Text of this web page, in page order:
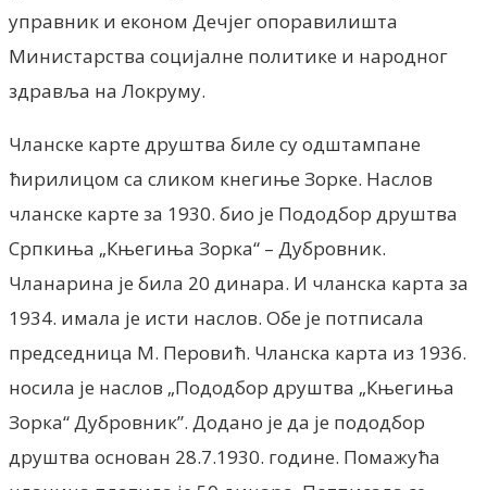
управник и економ Дечjег опоравилишта
Министарства социjалне политике и народног
здравља на Локруму.
Чланске карте друштва биле су одштампане
ћирилицом са сликом кнегиње Зорке. Наслов
чланске карте за 1930. био је Пододбор друштва
Српкиња „Књегиња Зорка“ – Дубровник.
Чланарина је била 20 динара. И чланска карта за
1934. имала је исти наслов. Обе је потписала
председница М. Перовић. Чланска карта из 1936.
носила је наслов „Пододбор друштва „Књегиња
Зорка“ Дубровник”. Додано је да је пододбор
друштва основан 28.7.1930. године. Помажућа